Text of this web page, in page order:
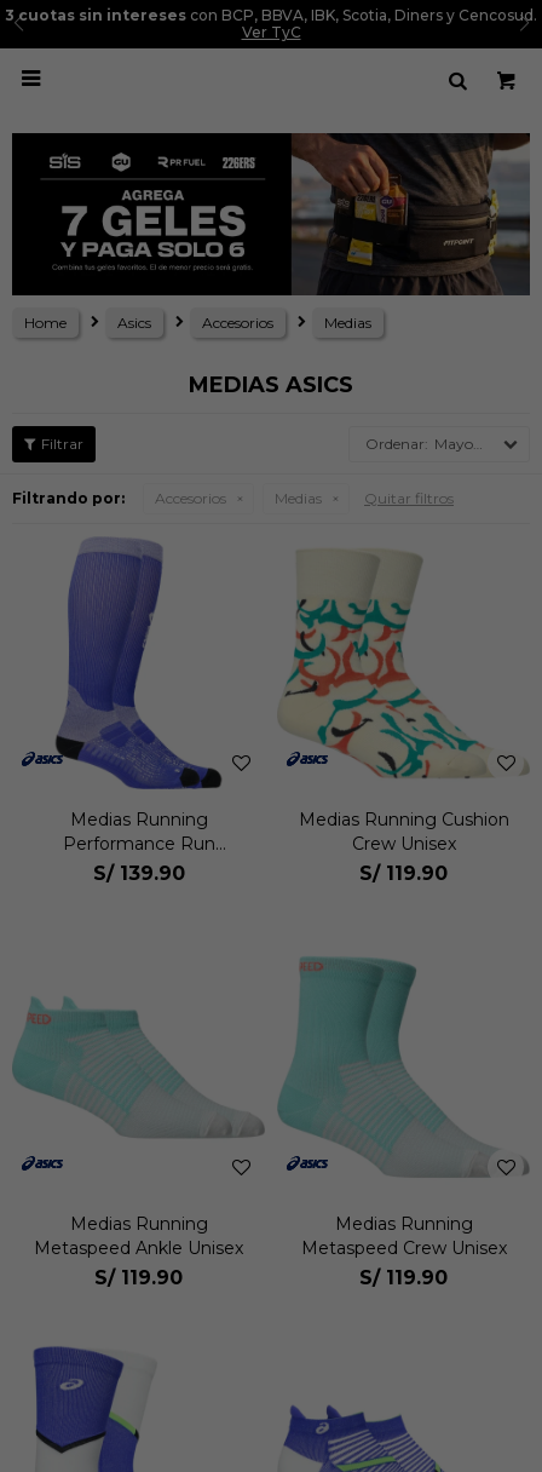
3 cuotas sin intereses con BCP, BBVA, IBK, Scotia, Diners y Cencosud.
Ver TyC

Home Asics Accesorios Medias
MEDIAS ASICS
Mayor precio
Filtrando por: Accesorios Medias Quitar filtros
Medias Running
Performance Run
Compression Sock Unisex
S/ 139.90
Medias Running Cushion
Crew Unisex
S/ 119.90
Medias Running
Metaspeed Ankle Unisex
S/ 119.90
Medias Running
Metaspeed Crew Unisex
S/ 119.90